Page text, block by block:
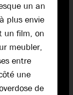
un an
plus envie
un film, on
meubler,
entre
une
de